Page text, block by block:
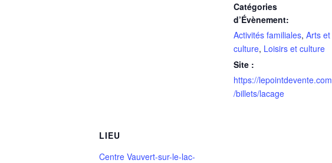
Catégories
d’Évènement:
Activités familiales, Arts et
culture, Loisirs et culture
Site :
https://lepointdevente.com
/billets/lacage
LIEU
Centre Vauvert-sur-le-lac-